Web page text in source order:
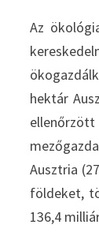
Az
hektár
Ausztria
földeket,
136,4